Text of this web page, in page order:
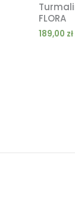
FLORA
189,00 zł